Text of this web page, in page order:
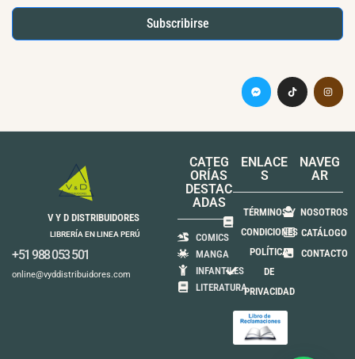
Subscribirse
V Y D DISTRIBUIDORES
LIBRERÍA EN LINEA PERÚ
+51 988 053 501
online@vyddistribuidores.com
CATEG
ORÍAS
DESTAC
ADAS
COMICS
MANGA
INFANTILES
LITERATURA
ENLACE
S
TÉRMINOS Y
CONDICIONES
POLÍTICA
DE
PRIVACIDAD
NAVEG
AR
NOSOTROS
CATÁLOGO
CONTACTO